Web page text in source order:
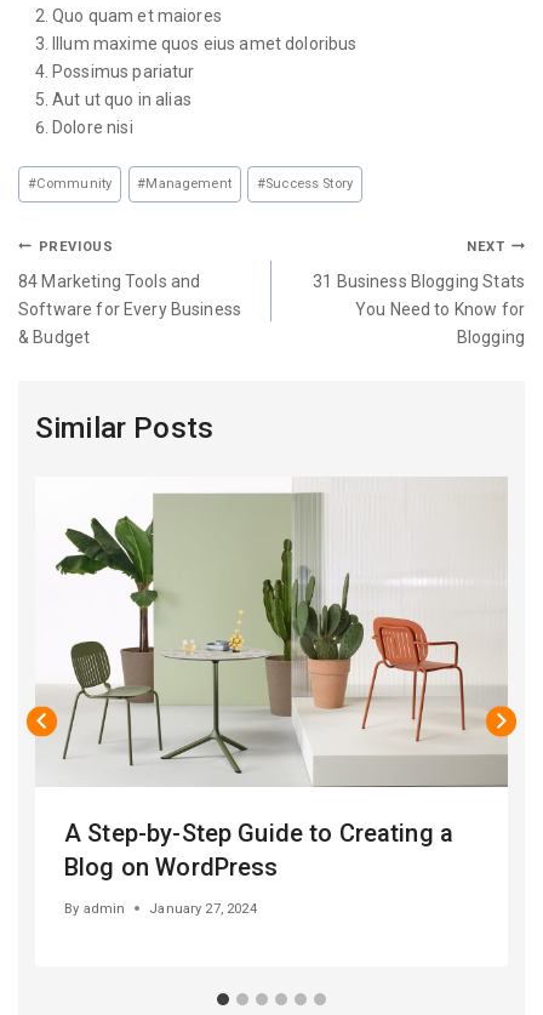
Quo quam et maiores
Illum maxime quos eius amet doloribus
Possimus pariatur
Aut ut quo in alias
Dolore nisi
#Community #Management #Success Story
PREVIOUS
84 Marketing Tools and
Software for Every Business
& Budget
NEXT
31 Business Blogging Stats
You Need to Know for
Blogging
Similar Posts
A Step-by-Step Guide to Creating a
Blog on WordPress
By admin January 27, 2024